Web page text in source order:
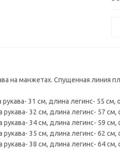
на манжетах. Спущенная линия
31 см, длина легинс- 55 см,
32 см, длина легинс- 57 см,
34 см, длина легинс- 59 см,
35 см, длина легинс- 62 см,
38 см, длина легинс- 64 см,